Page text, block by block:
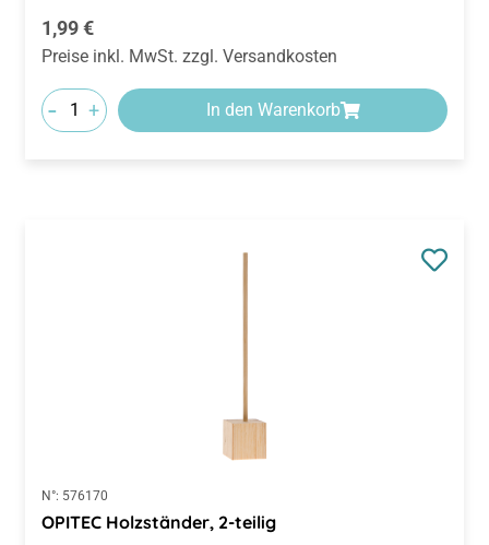
Regulärer Preis:
1,99 €
Preise inkl. MwSt. zzgl. Versandkosten
- + In den Warenkorb
N°: 576170
OPITEC Holzständer, 2-teilig